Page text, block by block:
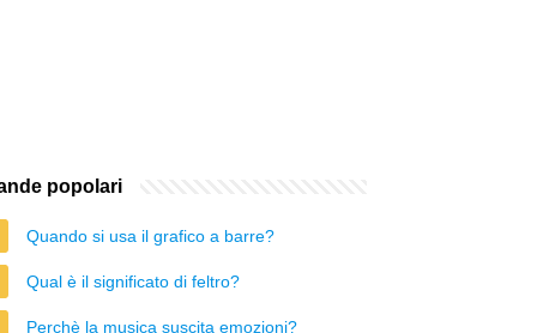
popolari
Quando si usa il grafico a barre?
Qual è il significato di feltro?
Perchè la musica suscita emozioni?